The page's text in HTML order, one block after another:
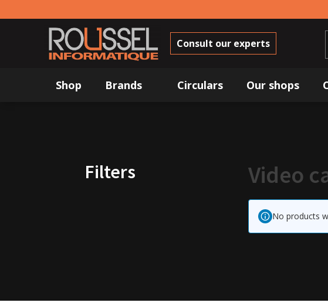
Consult our experts
Shop Brands Circulars Our shops
Filters Video
No products